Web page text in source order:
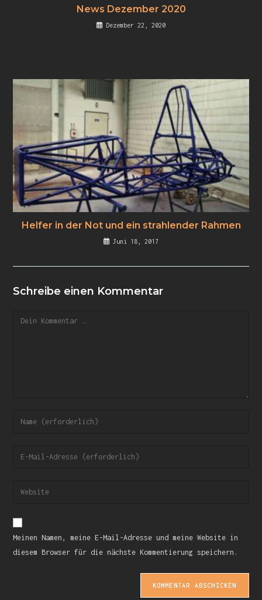
News Dezember 2020
Dezember 22, 2020
Helfer in der Not und ein strahlender Rahmen
Juni 18, 2017
Schreibe einen Kommentar
Meinen Namen, meine E-Mail-Adresse und meine Website in
diesem Browser für die nächste Kommentierung speichern.